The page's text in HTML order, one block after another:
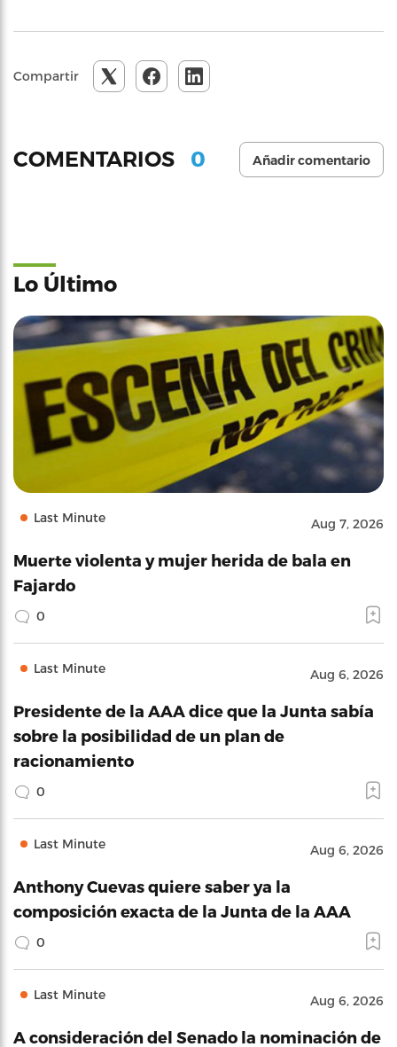
Compartir
COMENTARIOS 0 Añadir comentario
Lo Último
Last Minute Aug 7, 2026
Muerte violenta y mujer herida de bala en
Fajardo
0
Last Minute Aug 6, 2026
Presidente de la AAA dice que la Junta sabía
sobre la posibilidad de un plan de
racionamiento
0
Last Minute Aug 6, 2026
Anthony Cuevas quiere saber ya la
composición exacta de la Junta de la AAA
0
Last Minute Aug 6, 2026
A consideración del Senado la nominación de